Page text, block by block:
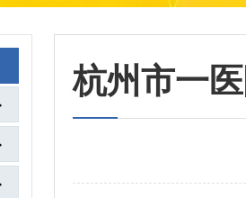
杭州市一